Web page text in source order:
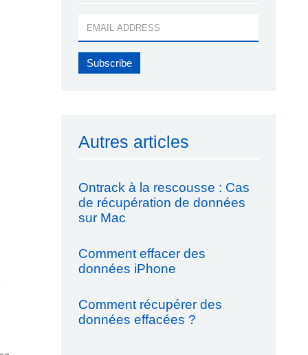
Autres articles
Ontrack à la rescousse : Cas
de récupération de données
sur Mac
Comment effacer des
données iPhone
Comment récupérer des
données effacées ?